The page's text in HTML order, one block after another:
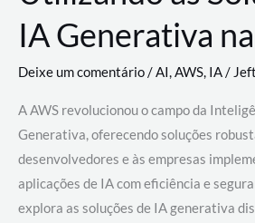
IA Generativa
Deixe um comentário/AI,AWS, IA/
A AWS revolucionou o campo da
Generativa, oferecendo soluções
desenvolvedores e às empresas
aplicações de IA com eficiência e
explora as soluções de IA generativa